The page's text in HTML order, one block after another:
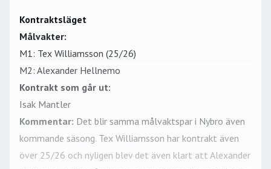
Kontraktsläget
Målvakter:
M1: Tex Williamsson (25/26)
M2: Alexander Hellnemo
Kontrakt som går ut:
Isak Mantler
Kommentar: Det blir samma målvaktspar i Nybro även
kommande säsong. Tex Williamsson har kontrakt även
över 25/26 och nyligen blev det även klart att Alexander